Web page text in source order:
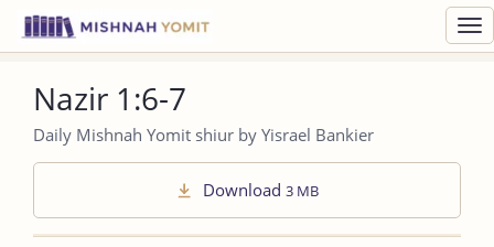
Nazir 1:6-7
Daily Mishnah Yomit shiur by Yisrael Bankier
Download 3 MB